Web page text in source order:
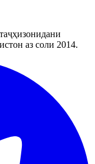
аз соли 2014.